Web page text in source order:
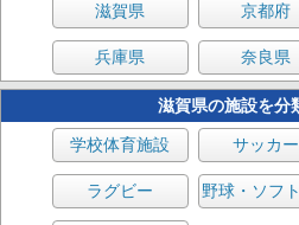
滋賀県 京都府
兵庫県 奈良県
滋賀県の施設を分
学校体育施設 サッカー
ラグビー